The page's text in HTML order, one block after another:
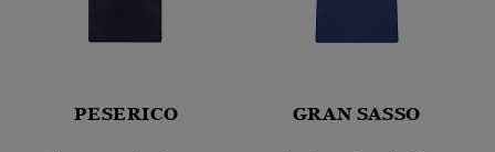
PESERICO GRAN SASSO